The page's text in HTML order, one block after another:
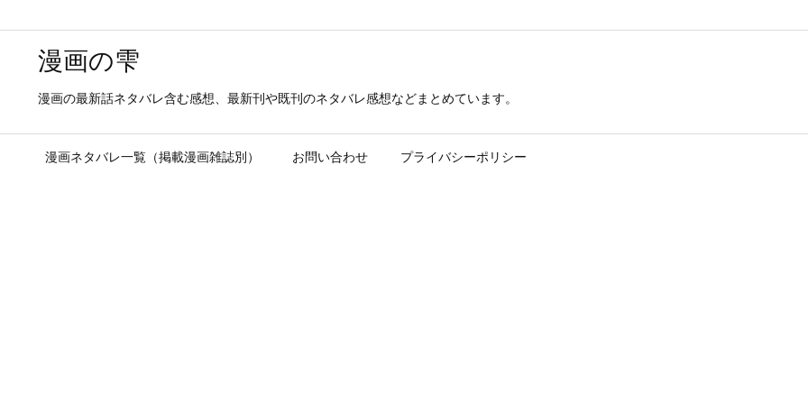
漫画の雫
漫画の最新話ネタバレ含む感想、最新刊や既刊のネタバレ感想などまとめています。
漫画ネタバレ一覧（掲載漫画雑誌別） お問い合わせ プライバシーポリシー